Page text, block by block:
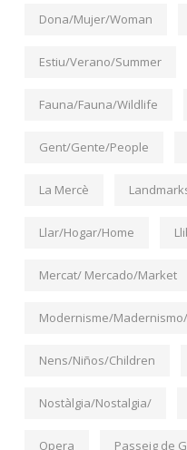
Dona/Mujer/Woman
Estiu/Verano/Summer
Fauna/Fauna/Wildlife
Gent/Gente/People
La Mercè
Llar/Hogar/Home
Mercat/ Mercado/Market
Modernisme/
Nens/Niños/Children
Nostàlgia/Nostalgia/
Opera Passeig de